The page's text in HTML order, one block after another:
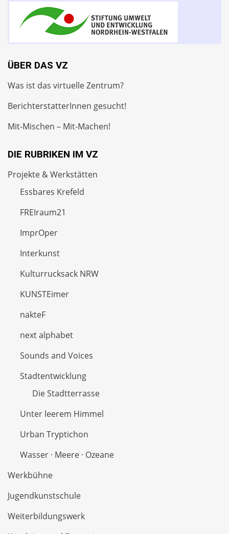
ÜBER DAS VZ
Was ist das virtuelle Zentrum?
BerichterstatterInnen gesucht!
Mit-Mischen – Mit-Machen!
DIE RUBRIKEN IM VZ
Projekte & Werkstätten
Essbares Krefeld
FREIraum21
ImprOper
Interkunst
Kulturrucksack NRW
KUNSTEimer
nakteF
next alphabet
Sounds and Voices
Stadtentwicklung
Die Stadtterrasse
Unter leerem Himmel
Urban Tryptichon
Wasser · Meere · Ozeane
Werkbühne
Jugendkunstschule
Weiterbildungswerk